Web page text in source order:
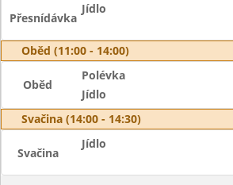
Přesnídávka
Jídlo
Oběd (11:00 - 14:00)
Oběd
Polévka
Jídlo
Svačina (14:00 - 14:30)
Svačina
Jídlo